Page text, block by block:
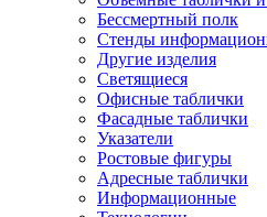
Бессмертный полк
Стенды
Другие изделия
Светящиеся
Офисные таблички
Фасадные таблички
Указатели
Ростовые фигуры
Адресные таблички
Информационные